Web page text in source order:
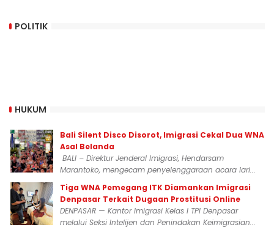
POLITIK
HUKUM
Bali Silent Disco Disorot, Imigrasi Cekal Dua WNA
Asal Belanda
BALI – Direktur Jenderal Imigrasi, Hendarsam
Marantoko, mengecam penyelenggaraan acara lari...
Tiga WNA Pemegang ITK Diamankan Imigrasi
Denpasar Terkait Dugaan Prostitusi Online
DENPASAR — Kantor Imigrasi Kelas I TPI Denpasar
melalui Seksi Intelijen dan Penindakan Keimigrasian...